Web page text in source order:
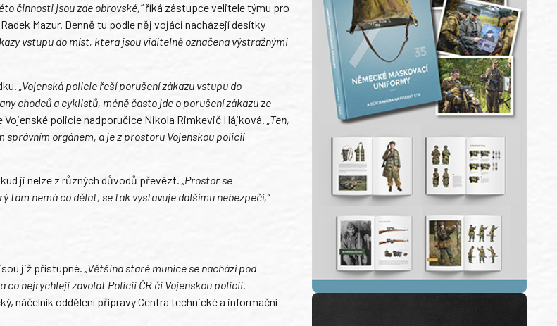
činnosti jsou zde obrovské,“říká zástupce velitele týmu pro
Mazur. Denně tu podle něj vojáci nacházejí desítky
vstupu do míst, která jsou viditelně označena výstražnými
„Vojenská policie řeší porušení zákazu vstupu do
chodců a cyklistů, méně často jde o porušení zákazu ze
policie nadporučice Nikola Rimkevič Hájková.
„Ten,
orgánem, a je z prostoru Vojenskou policií
ji nelze z různých důvodů převézt. „Prostor se
tam nemá co dělat, se tak vystavuje dalšímu nebezpečí,“
již přístupné.
„Většina staré munice se nachází pod
nejrychleji zavolat Policii ČR či Vojenskou policii.
náčelník oddělení přípravy Centra technické a informační